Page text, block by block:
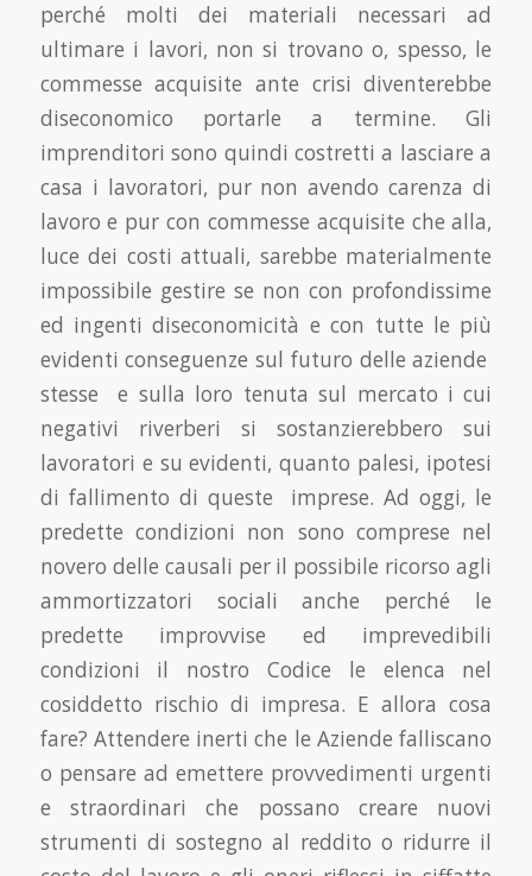
perché molti dei materiali necessari ad
ultimare i lavori, non si trovano o, spesso, le
commesse acquisite ante crisi diventerebbe
diseconomico portarle a termine. Gli
imprenditori sono quindi costretti a lasciare a
casa i lavoratori, pur non avendo carenza di
lavoro e pur con commesse acquisite che alla,
luce dei costi attuali, sarebbe materialmente
impossibile gestire se non con profondissime
ed ingenti diseconomicità e con tutte le più
evidenti conseguenze sul futuro delle aziende
stesse e sulla loro tenuta sul mercato i cui
negativi riverberi si sostanzierebbero sui
lavoratori e su evidenti, quanto palesi, ipotesi
di fallimento di queste imprese. Ad oggi, le
predette condizioni non sono comprese nel
novero delle causali per il possibile ricorso agli
ammortizzatori sociali anche perché le
predette improvvise ed imprevedibili
condizioni il nostro Codice le elenca nel
cosiddetto rischio di impresa. E allora cosa
fare? Attendere inerti che le Aziende falliscano
o pensare ad emettere provvedimenti urgenti
e straordinari che possano creare nuovi
strumenti di sostegno al reddito o ridurre il